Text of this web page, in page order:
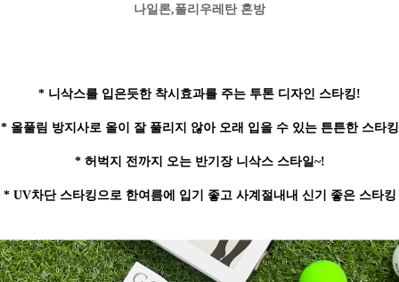
나일론,폴리우레탄 혼방
* 니삭스를 입은듯한 착시효과를 주는 투톤 디자인 스타킹!
* 올풀림 방지사로 올이 잘 풀리지 않아 오래 입을 수 있는 튼튼한 스타킹
* 허벅지 전까지 오는 반기장 니삭스 스타일~!
* UV차단 스타킹으로 한여름에 입기 좋고 사계절내내 신기 좋은 스타킹